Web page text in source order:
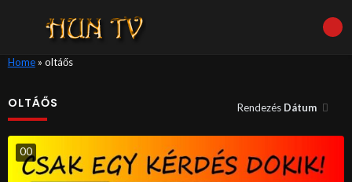
Home» oltáős
OLTÁŐS Rendezés Dátum
00